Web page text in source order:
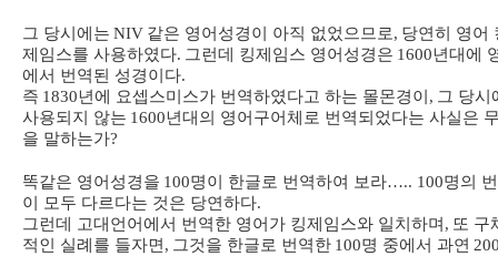
그 당시에는 NIV 같은 영어성경이 아직 없었으므로, 당연히 영어
제임스를 사용하였다. 그런데 킹제임스 영어성경은 1600년대에
에서 번역된 성경이다.
즉 1830년에 요셉스미스가 번역하였다고 하는 몰몬경이 , 그 당시
사용되지 않는 1600년대의 영어구어체로 번역되었다는 사실은
을 말하는가?
똑같은 영어성경을 100명이 한글로 번역하여 보라….. 100명의
이 모두 다르다는 것은 당연하다.
그런데 고대언어에서 번역한 영어가 킹제임스와 일치하며 , 또 구
적인 실례를 들자면 , 그것을 한글로 번역한 100명 중에서 과연